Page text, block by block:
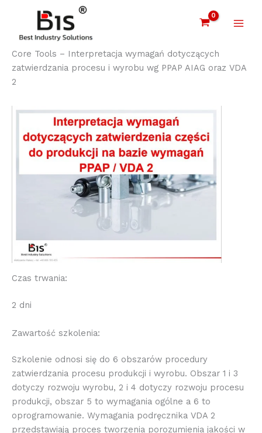
treści
nawigacji
treści
Core Tools – Interpretacja wymagań dotyczących
zatwierdzania procesu i wyrobu wg PPAP AIAG oraz VDA
2
Czas trwania:
2 dni
Zawartość szkolenia:
Szkolenie odnosi się do 6 obszarów procedury
zatwierdzania procesu produkcji i wyrobu. Obszar 1 i 3
dotyczy rozwoju wyrobu, 2 i 4 dotyczy rozwoju procesu
produkcji, obszar 5 to wymagania ogólne a 6 to
oprogramowanie. Wymagania podręcznika VDA 2
przedstawiają proces tworzenia porozumienia jakości w